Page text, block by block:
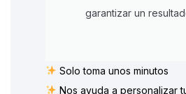
garantizar un
Solo toma unos minutos
Nos ayuda a personalizar